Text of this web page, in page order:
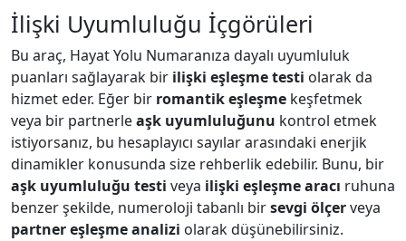
İlişki Uyumluluğu İçgörüleri
Bu araç, Hayat Yolu Numaranıza dayalı uyumluluk
puanları sağlayarak bir ilişki eşleşme testi olarak da
hizmet eder. Eğer bir romantik eşleşme keşfetmek
veya bir partnerleaşk uyumluluğunu kontrol etmek
istiyorsanız, bu hesaplayıcı sayılar arasındaki enerjik
dinamikler konusunda size rehberlik edebilir. Bunu, bir
aşk uyumluluğu testi veya ilişki eşleşme aracı ruhuna
benzer şekilde, numeroloji tabanlı birsevgi ölçerveya
partner eşleşme analizi olarak düşünebilirsiniz.